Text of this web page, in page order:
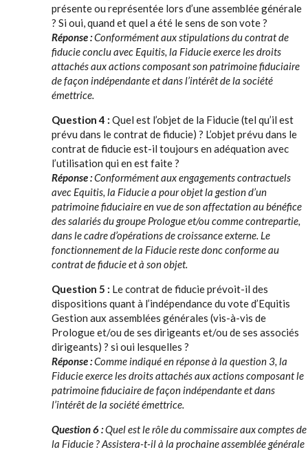
présente ou représentée lors d’une assemblée générale
? Si oui, quand et quel a été le sens de son vote ?
Réponse :Conformément aux stipulations du contrat de
fiducie conclu avec Equitis, la Fiducie exerce les droits
attachés aux actions composant son patrimoine fiduciaire
de façon indépendante et dans l’intérêt de la société
émettrice.
Question 4 : Quel est l’objet de la Fiducie (tel qu’il est
prévu dans le contrat de fiducie) ? L’objet prévu dans le
contrat de fiducie est-il toujours en adéquation avec
l’utilisation qui en est faite ?
Réponse :Conformément aux engagements contractuels
avec Equitis, la Fiducie a pour objet la gestion d’un
patrimoine fiduciaire en vue de son affectation au bénéfice
des salariés du groupe Prologue et/ou comme contrepartie,
dans le cadre d’opérations de croissance externe. Le
fonctionnement de la Fiducie reste donc conforme au
contrat de fiducie et à son objet.
Question 5 : Le contrat de fiducie prévoit-il des
dispositions quant à l’indépendance du vote d’Equitis
Gestion aux assemblées générales (vis-à-vis de
Prologue et/ou de ses dirigeants et/ou de ses associés
dirigeants) ? si oui lesquelles ?
Réponse :Comme indiqué en réponse à la question 3, la
Fiducie exerce les droits attachés aux actions composant le
patrimoine fiduciaire de façon indépendante et dans
l’intérêt de la société émettrice.
Question 6 :Quel est le rôle du commissaire aux comptes de
la Fiducie ? Assistera-t-il à la prochaine assemblée générale